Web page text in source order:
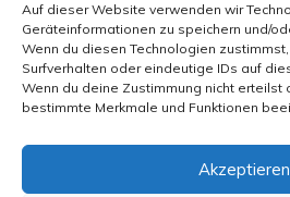
Auf dieser Website verwenden wir
Geräteinformationen zu speichern und/
Wenn du diesen Technologien
Surfverhalten oder eindeutige IDs auf
Wenn du deine Zustimmung nicht erteilst
bestimmte Merkmale und Funktionen
Akzeptieren
DH sagt:
3. Juni 2012 um 20:49 Uhr
@ Jäger
Das alte Dilemma zwischen
fundamentalistischen Flügeln.